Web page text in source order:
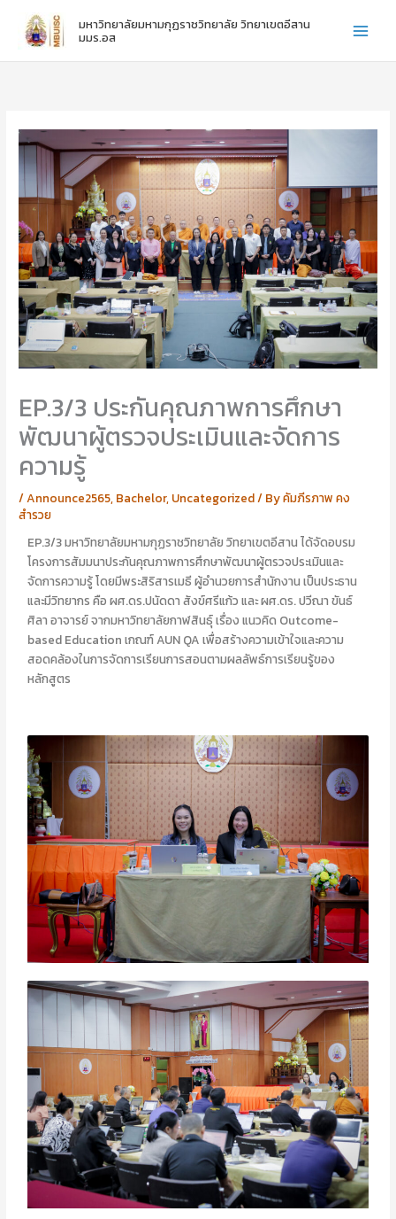
content
มหาวิทยาลัยมหามกุฏราชวิทยาลัย วิทยาเขตอีสาน
มมร.อส
EP.3/3 ประกันคุณภาพการศึกษา
พัฒนาผู้ตรวจประเมินและจัดการ
ความรู้
/Announce2565, Bachelor, Uncategorized/ Byคัมภีรภาพ คง
สำรวย
EP.3/3 มหาวิทยาลัยมหามกุฏราชวิทยาลัย วิทยาเขตอีสาน ได้จัดอบรม
โครงการสัมมนาประกันคุณภาพการศึกษาพัฒนาผู้ตรวจประเมินและ
จัดการความรู้ โดยมีพระสิริสารเมธี ผู้อำนวยการสำนักงาน เป็นประธาน
และมีวิทยากร คือ ผศ.ดร.ปนัดดา สังข์ศรีแก้ว และ ผศ.ดร. ปวีณา ขันธ์
ศิลา อาจารย์ จากมหาวิทยาลัยกาฬสินธุ์ เรื่อง แนวคิด Outcome-
based Education เกณฑ์ AUN QA เพื่อสร้างความเข้าใจและความ
สอดคล้องในการจัดการเรียนการสอนตามผลลัพธ์การเรียนรู้ของ
หลักสูตร
ข
แ
ค
ว
า
ม
ยิ
น
ดี
กั
บ
น
า
ง
ส
า
อ
นั
ญ
ญ
ป
ะ
ศิ
ษ
เ
ก่
า
ข
แ
ค
ม
น
ดี
กั
บ
น
า
ง
า
อ
า
รี
ย
ร้
ย
พุ
ศิ
ษ
ย์
เ
ก่
า
ไ
ว้
า
ค
ป
ก
ติ
ชั้
น
ปี
ที่
1